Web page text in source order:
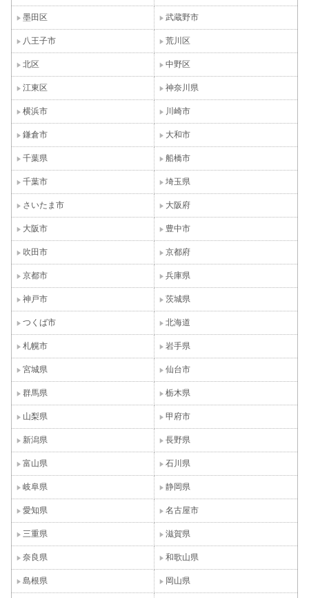
墨田区 武蔵野市
八王子市 荒川区
北区 中野区
江東区 神奈川県
横浜市 川崎市
鎌倉市 大和市
千葉県 船橋市
千葉市 埼玉県
さいたま市 大阪府
大阪市 豊中市
吹田市 京都府
京都市 兵庫県
神戸市 茨城県
つくば市 北海道
札幌市 岩手県
宮城県 仙台市
群馬県 栃木県
山梨県 甲府市
新潟県 長野県
富山県 石川県
岐阜県 静岡県
愛知県 名古屋市
三重県 滋賀県
奈良県 和歌山県
島根県 岡山県